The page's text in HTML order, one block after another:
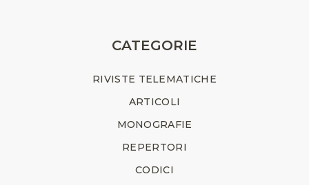
CATEGORIE
RIVISTE TELEMATICHE
ARTICOLI
MONOGRAFIE
REPERTORI
CODICI